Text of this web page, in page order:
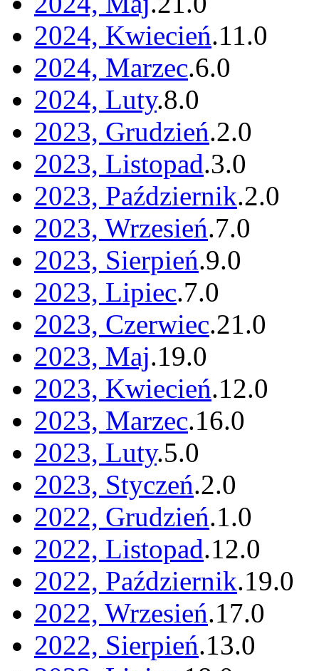
2024, Kwiecień.11.0
2024, Marzec.6.0
2024, Luty.8.0
2023, Grudzień.2.0
2023, Listopad.3.0
2023, Październik.2.0
2023, Wrzesień.7.0
2023, Sierpień.9.0
2023, Lipiec.7.0
2023, Czerwiec.21.0
2023, Maj.19.0
2023, Kwiecień.12.0
2023, Marzec.16.0
2023, Luty.5.0
2023, Styczeń.2.0
2022, Grudzień.1.0
2022, Listopad.12.0
2022, Październik.19.0
2022, Wrzesień.17.0
2022, Sierpień.13.0